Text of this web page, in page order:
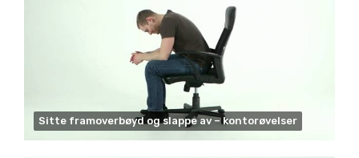
Sitte framoverbøyd og slappe av – kontorøvelser